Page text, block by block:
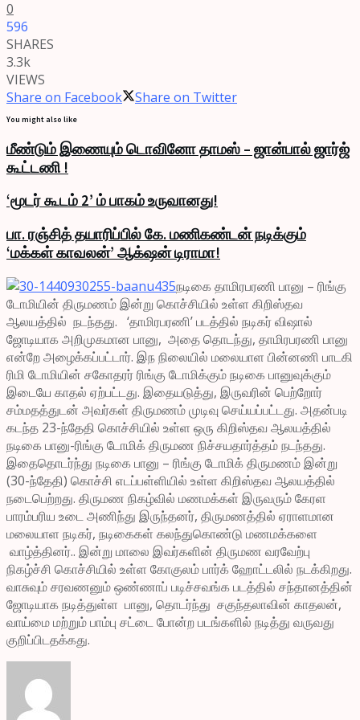
0
596
SHARES
3.3k
VIEWS
Share on Facebook
Share on Twitter
You might also like
மீண்டும் இணையும் டொவினோ தாமஸ் – ஜான்பால் ஜார்ஜ்
கூட்டணி !
‘மூடர் கூடம் 2’ ம் பாகம் உருவானது!
பா. ரஞ்சித் தயாரிப்பில் கே. மணிகண்டன் நடிக்கும்
‘மக்கள் காவலன்’ ஆக்‌ஷன் டிராமா!
நடிகை தாமிரபரணி பானு – ரிங்கு
டோமியின் திருமணம் இன்று கொச்சியில் உள்ள கிறிஸ்தவ
ஆலயத்தில் நடந்தது. ‘தாமிரபரணி’ படத்தில் நடிகர் விஷால்
ஜோடியாக அறிமுகமான பானு, அதை தொடந்து, தாமிரபரணி பானு
என்றே அழைக்கப்பட்டார். இந நிலையில் மலையாள பின்னணி பாடகி
ரிமி டோமியின் சகோதரர் ரிங்கு டோமிக்கும் நடிகை பானுவுக்கும்
இடையே காதல் ஏற்பட்டது. இதையடுத்து, இருவரின் பெற்றோர்
சம்மதத்துடன் அவர்கள் திருமணம் முடிவு செய்யப்பட்டது. அதன்படி
கடந்த 23-ந்தேதி கொச்சியில் உள்ள ஒரு கிறிஸ்தவ ஆலயத்தில்
நடிகை பானு-ரிங்கு டோமிக் திருமண நிச்சயதார்த்தம் நடந்தது.
இதைதொடர்ந்து நடிகை பானு – ரிங்கு டோமிக் திருமணம் இன்று
(30-ந்தேதி) கொச்சி எடப்பள்ளியில் உள்ள கிறிஸ்தவ ஆலயத்தில்
நடைபெற்றது. திருமண நிகழ்வில் மணமக்கள் இருவரும் கேரள
பாரம்பரிய உடை அணிந்து இருந்தனர், திருமணத்தில் ஏராளமான
மலையாள நடிகர், நடிகைகள் கலந்துகொண்டு மணமக்களை
வாழ்த்தினர்.. இன்று மாலை இவர்களின் திருமண வரவேற்பு
நிகழ்ச்சி கொச்சியில் உள்ள கோகுலம் பார்க் ஹோட்டலில் நடக்கிறது.
வாசுவும் சரவணனும் ஒண்ணாப் படிச்சவங்க படத்தில் சந்தானத்தின்
ஜோடியாக நடித்துள்ள பானு, தொடர்ந்து சகுந்தலாவின் காதலன்,
வாய்மை மற்றும் பாம்பு சட்டை போன்ற படங்களில் நடித்து வருவது
குறிப்பிடதக்கது.